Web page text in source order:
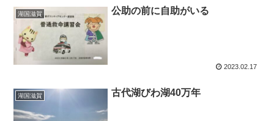
湖国滋賀 公助の前に自助がいる
2023.02.17
湖国滋賀 古代湖びわ湖40万年